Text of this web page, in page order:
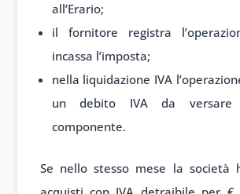
all’Erario;
il fornitore registra
incassa l’imposta;
nella liquidazione IVA
un debito IVA da versare
componente.
Se nello stesso mese la società